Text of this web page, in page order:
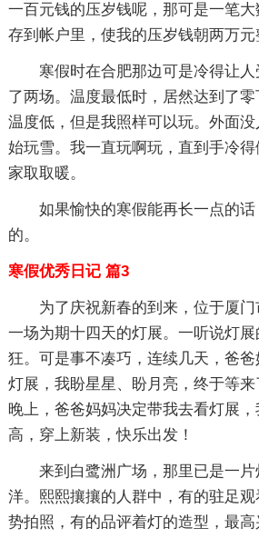
一百元钱的压岁钱呢，那可是一笔
存到帐户里，使我的压岁钱朝两万元
寒假时在合肥那边可是冷得让
了两场。温度最低时，居然达到了
温度低，但是我照样可以玩。外面
始玩雪。我一直玩啊玩，直到手冷
家取取暖。
如果愉快的寒假能再长一点的
的。
寒假优秀日记 篇3
为了庆祝新春的到来，位于厦
一场为期十四天的灯展。一听说灯
狂。可是事不凑巧，连续几天，爸
灯展，我盼星星、盼月亮，终于等
晚上，爸爸妈妈决定带我去看灯展
高，穿上新装，快乐出发！
来到白鹭洲广场，那里已是一
洋。熙熙攘攘的人群中，有的驻足
势拍照，有的品评着灯的造型，最